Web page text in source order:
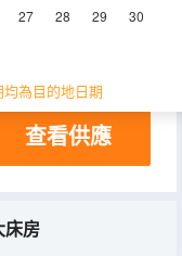
27 28 29 30
為目的地日期
系大床房
1層 空調
查看供應
床房